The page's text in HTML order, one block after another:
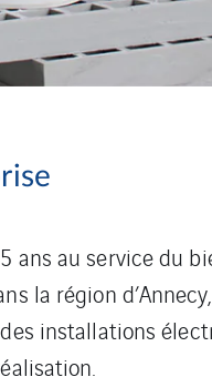
ans au service du
la région
installations